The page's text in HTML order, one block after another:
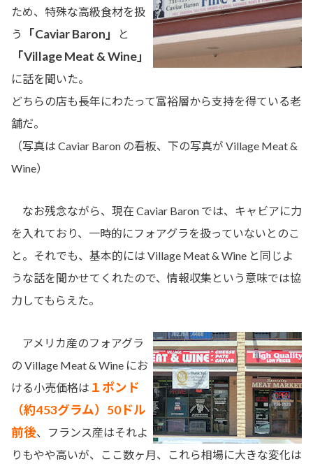
ため、特殊な高級食材を扱
う
「Caviar Baron」 と
「Village Meat & Wine」
に話を聞いた。
どちらの店も長年にわたって富裕層から支持を得ている老
舗だ。
（写真は Caviar Baron の看板、下の写真が Village Meat &
Wine）
なお残念ながら、現在 Caviar Baron では、キャビアに力
を入れており、一時的にフォアグラを扱っていないとのこ
と。それでも、基本的には Village Meat & Wine と同じよ
うな話を聞かせてくれたので、情報収集という意味では協
力してもらえた。
アメリカ産のフォアグラ
の Village Meat & Wine にお
ける小売価格は １ポンド
（約453グラム）50ドル
前後、フランス産はそれよ
りもやや高いが、ここ数ヶ月、これら相場に大きな変化は